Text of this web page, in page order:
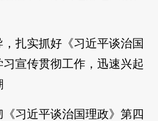
扎实抓好《习近平谈治国
宣传贯彻工作，迅速兴起
习近平谈治国理政》第四